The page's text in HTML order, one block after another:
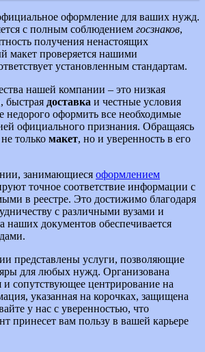
оформление для ваших нужд.
с полным соблюдением госзнаков,
получения ненастоящих
макет проверяется нашими
установленным стандартам.
нашей компании – это низкая
быстрая доставка и честные условия
недорого оформить все необходимые
официального признания. Обращаясь
только макет, но и уверенность в его
занимающиеся оформлением
точное соответствие информации с
в реестре. Это достижимо благодаря
с различными вузами и
наших документов обеспечивается
представлены услуги, позволяющие
для любых нужд. Организована
и сопутствующее центрирование на
указанная на корочках, защищена
у нас с уверенностью, что
принесет вам пользу в вашей карьере